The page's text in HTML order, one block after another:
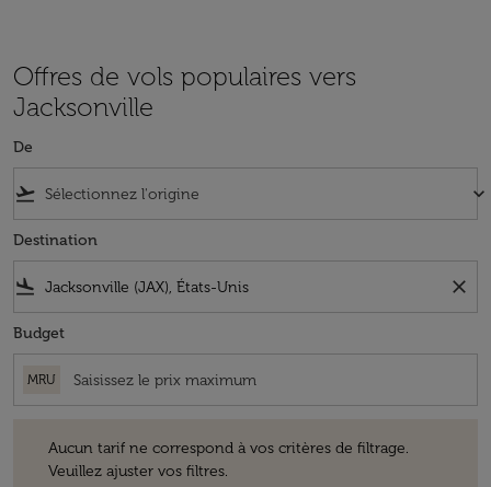
Offres de vols populaires vers
Jacksonville
De
flight_takeoff keyboard_arrow_down
Destination
flight_land close
Budget
MRU
Aucun tarif ne correspond à vos critères de filtrage.
Veuillez ajuster vos filtres.